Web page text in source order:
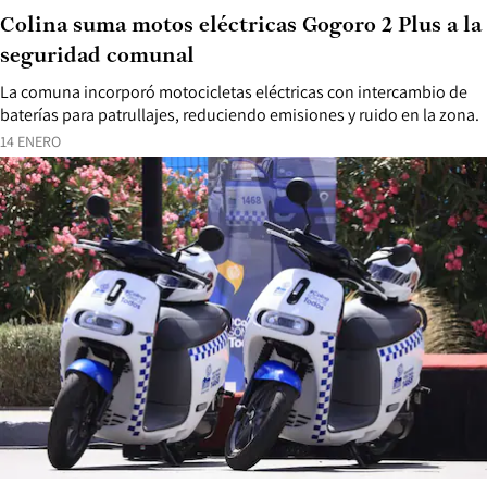
14 ENERO
La comuna incorporó motocicletas eléctricas con intercambio de
baterías para patrullajes, reduciendo emisiones y ruido en la zona.
Colina suma motos eléctricas Gogoro 2 Plus a la
seguridad comunal